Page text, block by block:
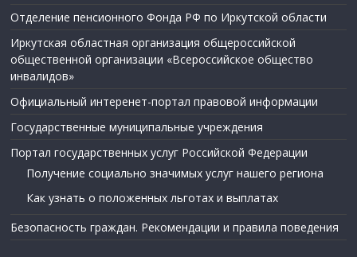
Отделение пенсионного Фонда РФ по Иркутской области
Иркутская областная организация общероссийской
общественной организации «Всероссийское общество
инвалидов»
Официальный интеренет-портал правовой информации
Государственные муниципальные учреждения
Портал государственных услуг Российской Федерации
Получение социально значимых услуг нашего региона
Как узнать о положенных льготах и выплатах
Безопасность граждан. Рекомендации и правила поведения